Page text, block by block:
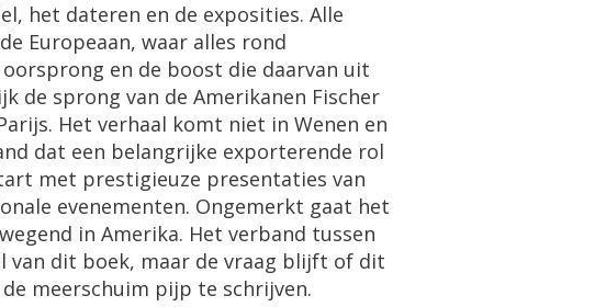
, het dateren en de exposities. Alle
de Europeaan, waar alles rond
oorsprong en de boost die daarvan uit
de sprong van de Amerikanen Fischer
. Het verhaal komt niet in Wenen en
dat een belangrijke exporterende rol
met prestigieuze presentaties van
evenementen. Ongemerkt gaat het
in Amerika. Het verband tussen
van dit boek, maar de vraag blijft of dit
de meerschuim pijp te schrijven.